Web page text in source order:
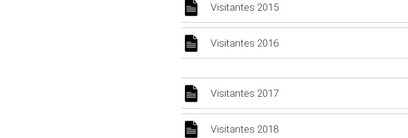
Visitantes 2015
Visitantes 2016
Visitantes 2017
Visitantes 2018